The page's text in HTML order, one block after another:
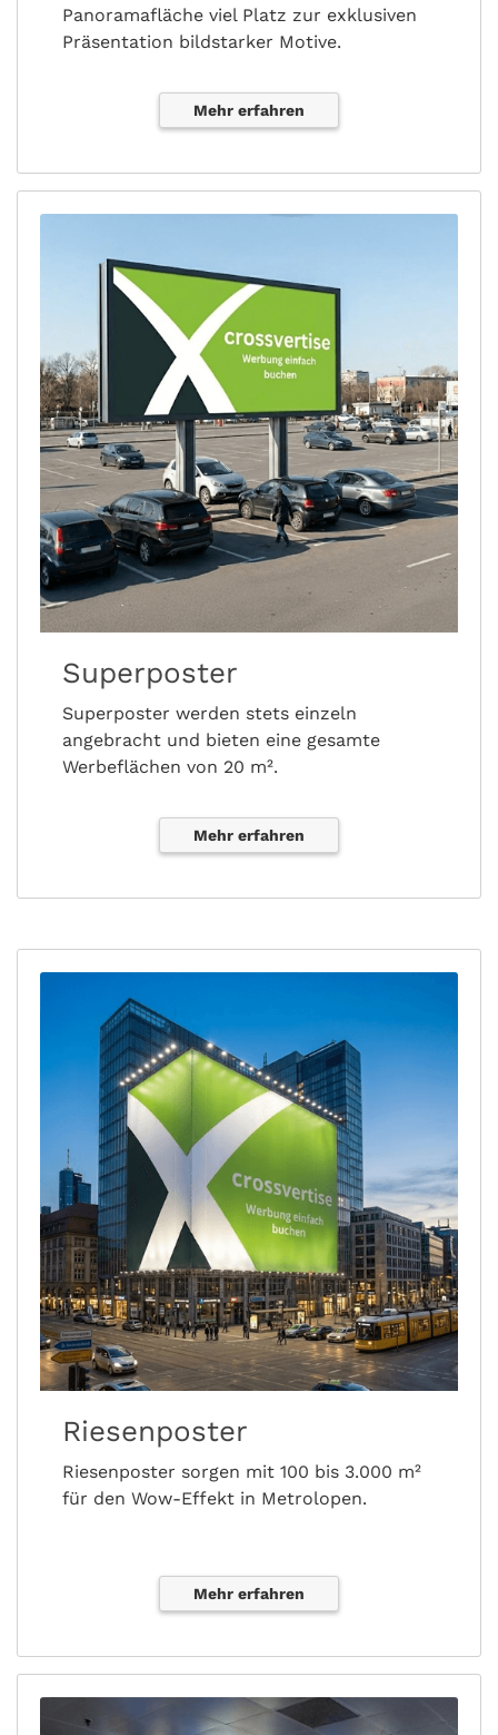
Panoramafläche viel Platz zur exklusiven
Präsentation bildstarker Motive.
Mehr erfahren
Superposter
Superposter werden stets einzeln
angebracht und bieten eine gesamte
Werbeflächen von 20 m².
Mehr erfahren
Riesenposter
Riesenposter sorgen mit 100 bis 3.000 m²
für den Wow-Effekt in Metrolopen.
Mehr erfahren